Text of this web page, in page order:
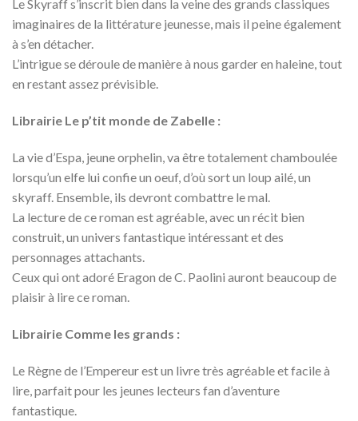
Le Skyraff s’inscrit bien dans la veine des grands classiques
imaginaires de la littérature jeunesse, mais il peine également
à s’en détacher.
L’intrigue se déroule de manière à nous garder en haleine, tout
en restant assez prévisible.
Librairie Le p’tit monde de Zabelle :
La vie d’Espa, jeune orphelin, va être totalement chamboulée
lorsqu’un elfe lui confie un oeuf, d’où sort un loup ailé, un
skyraff. Ensemble, ils devront combattre le mal.
La lecture de ce roman est agréable, avec un récit bien
construit, un univers fantastique intéressant et des
personnages attachants.
Ceux qui ont adoré Eragon de C. Paolini auront beaucoup de
plaisir à lire ce roman.
Librairie Comme les grands :
Le Règne de l’Empereur est un livre très agréable et facile à
lire, parfait pour les jeunes lecteurs fan d’aventure
fantastique.